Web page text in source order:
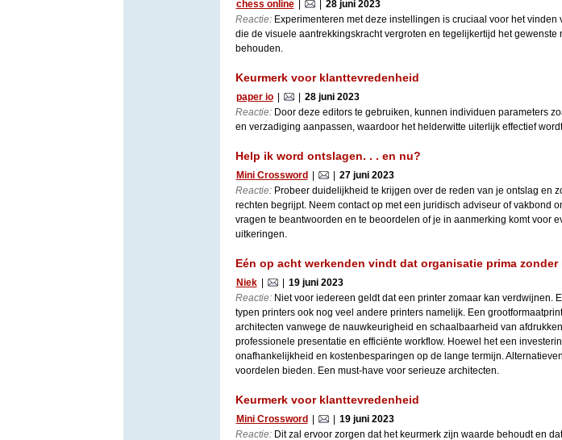
chess online
28 juni 2023
Reactie:Experimenteren met deze instellingen is cruciaal voor het vinden
die de visuele aantrekkingskracht vergroten en tegelijkertijd het gewenste
behouden.
Keurmerk voor klanttevredenheid
paper io
28 juni 2023
Reactie:Door deze editors te gebruiken, kunnen individuen parameters
en verzadiging aanpassen, waardoor het helderwitte uiterlijk effectief
Help ik word ontslagen. . . en nu?
Mini Crossword
27 juni 2023
Reactie:Probeer duidelijkheid te krijgen over de reden van je ontslag en
rechten begrijpt. Neem contact op met een juridisch adviseur of vakbond
vragen te beantwoorden en te beoordelen of je in aanmerking komt voor
uitkeringen.
Eén op acht werkenden vindt dat organisatie prima zonder
Niek
19 juni 2023
Reactie:Niet voor iedereen geldt dat een printer zomaar kan verdwijnen.
typen printers ook nog veel andere printers namelijk. Een
architecten vanwege de nauwkeurigheid en schaalbaarheid van
professionele presentatie en efficiënte workflow. Hoewel het een
onafhankelijkheid en kostenbesparingen op de lange termijn.
voordelen bieden. Een must-have voor serieuze architecten.
Keurmerk voor klanttevredenheid
Mini Crossword
19 juni 2023
Reactie:Dit zal ervoor zorgen dat het keurmerk zijn waarde behoudt en